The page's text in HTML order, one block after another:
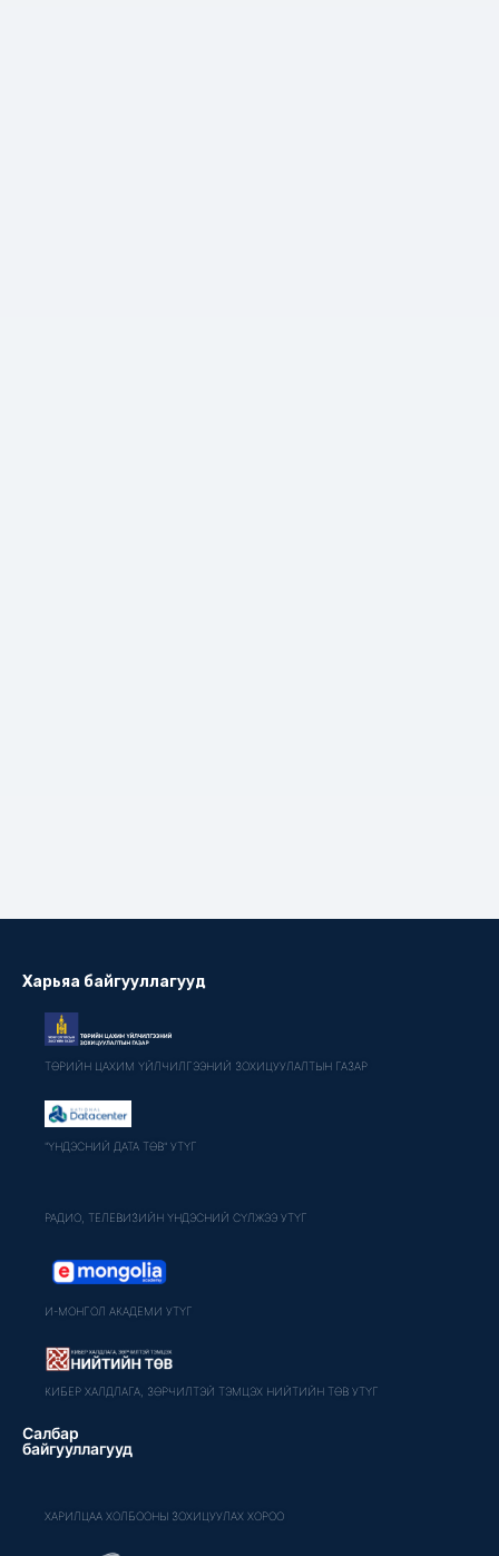
Харьяа байгууллагууд
ТӨРИЙН ЦАХИМ ҮЙЛЧИЛГЭЭНИЙ ЗОХИЦУУЛАЛТЫН ГАЗАР
"ҮНДЭСНИЙ ДАТА ТӨВ" УТҮГ
РАДИО, ТЕЛЕВИЗИЙН ҮНДЭСНИЙ СҮЛЖЭЭ УТҮГ
И-МОНГОЛ АКАДЕМИ УТҮГ
КИБЕР ХАЛДЛАГА, ЗӨРЧИЛТЭЙ ТЭМЦЭХ НИЙТИЙН ТӨВ УТҮГ
Салбар
байгууллагууд
ХАРИЛЦАА ХОЛБООНЫ ЗОХИЦУУЛАХ ХОРОО